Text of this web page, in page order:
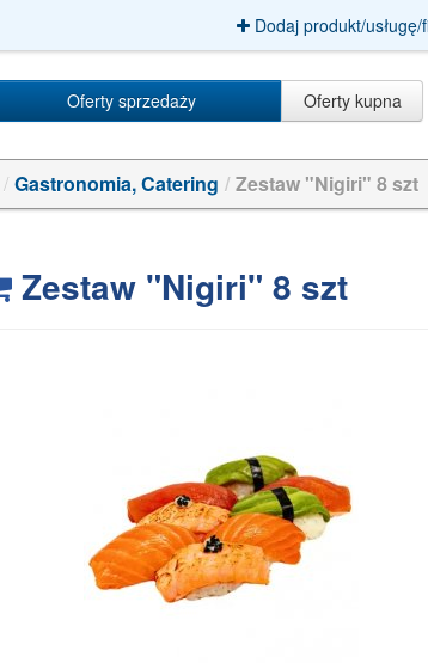
Dodaj produkt/usługę/
Oferty sprzedaży Oferty kupna
/ Gastronomia, Catering / Zestaw "Nigiri" 8 szt
Zestaw "Nigiri" 8 szt